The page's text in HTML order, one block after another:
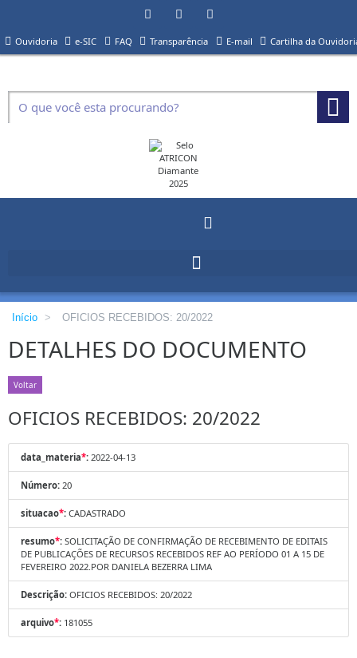
Ouvidoria e-SIC FAQ Transparência E-mail Cartilha da
Início > OFICIOS RECEBIDOS: 20/2022
DETALHES DO DOCUMENTO
Voltar
OFICIOS RECEBIDOS: 20/2022
data_materia*: 2022-04-13
Número: 20
situacao*: CADASTRADO
resumo*: SOLICITAÇÃO DE CONFIRMAÇÃO DE RECEBIMENTO DE EDITAIS
DE PUBLICAÇÕES DE RECURSOS RECEBIDOS REF AO PERÍODO 01 A 15 DE
FEVEREIRO 2022.POR DANIELA BEZERRA LIMA
Descrição: OFICIOS RECEBIDOS: 20/2022
arquivo*: 181055